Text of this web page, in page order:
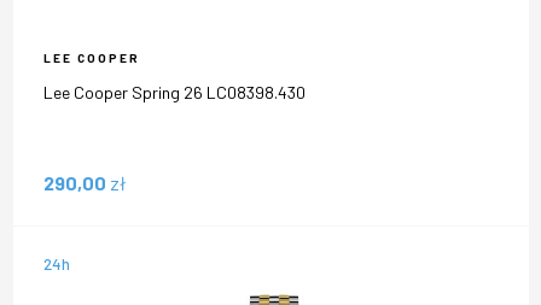
LEE COOPER
Lee Cooper Spring 26 LC08398.430
290,00 zł
24h